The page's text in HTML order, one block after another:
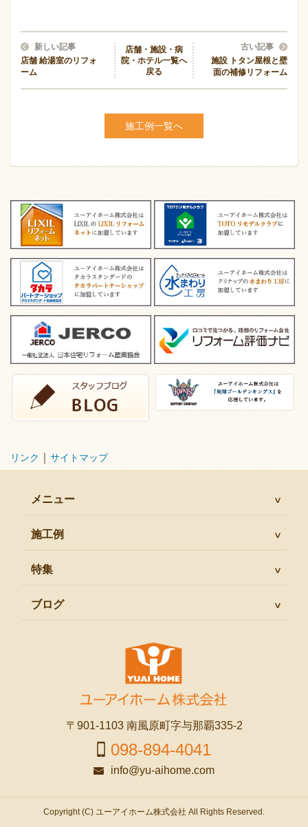
新しい記事
店舗 給湯室のリフォ
ーム
店舗・施設・病
院・ホテル一覧へ
戻る
古い記事
施設 トタン屋根と壁
面の補修リフォーム
施工例一覧へ
リンク サイトマップ
〒901-1103 南風原町字与那覇335-2
098-894-4041
info@yu-aihome.com
メニュー
施工例
特集
ブログ
Copyright (C) ユーアイホーム株式会社 All Rights Reserved.